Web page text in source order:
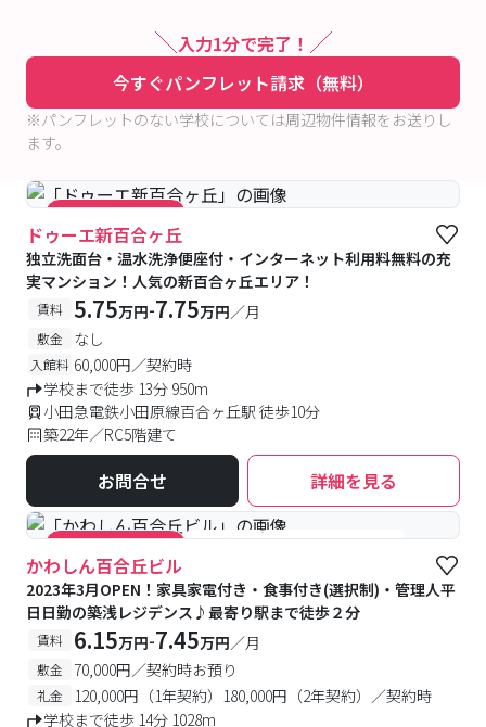
入力1分で完了！
今すぐパンフレット請求（無料）
※パンフレットのない学校については周辺物件情報をお送りし
ます。
#キャンペーン実施中
ドゥーエ新百合ヶ丘
独立洗面台・温水洗浄便座付・インターネット利用料無料の充
実マンション！人気の新百合ヶ丘エリア！
賃料 5.75万円-7.75万円／月
敷金 なし
入館料 60,000円／契約時
学校まで徒歩 13分 950m
小田急電鉄小田原線百合ヶ丘駅 徒歩10分
築22年／RC5階建て
お問合せ 詳細を見る
#キャンペーン実施中 #食事付き #女性専用フロアあり
かわしん百合丘ビル
2023年3月OPEN！家具家電付き・食事付き(選択制)・管理人平
日日勤の築浅レジデンス♪最寄り駅まで徒歩２分
賃料 6.15万円-7.45万円／月
敷金 70,000円／契約時お預り
礼金
120,000円（1年契約）180,000円（2年契約）／契約時
学校まで徒歩 14分 1028m